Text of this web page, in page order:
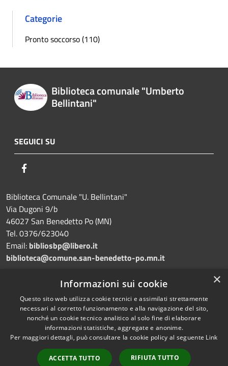
Categorie
Pronto soccorso (110)
Biblioteca comunale "Umberto
Bellintani"
SEGUICI SU
Biblioteca Comunale "U. Bellintani"
Via Dugoni 9/b
46027 San Benedetto Po (MN)
Tel. 0376/623040
Email: bibliosbp@libero.it
biblioteca@comune.san-benedetto-po.mn.it
Dichiarazione di accessibilità
Accessibilità
Copyright © 2026 • Biblioteca
comunale "Umberto Bellintani"
• Powered byMunicipium
×
Informazioni sui cookie
Questo sito web utilizza cookie tecnici e assimilati strettamente
necessari al corretto funzionamento e alla navigazione del sito,
nonché un cookie tecnico analitico al solo fine di elaborare
informazioni statistiche, aggregate e anonime.
Per maggiori dettagli, può consultare la cookie policy al seguente Link
ACCETTA TUTTO RIFIUTA TUTTO